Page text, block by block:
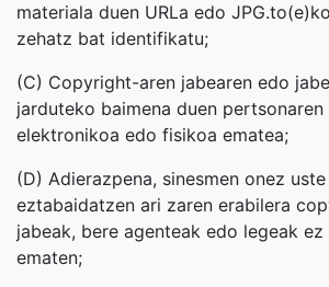
materiala duen URLa edo
zehatz bat identifikatu;
(C) Copyright-aren jabearen edo
jarduteko baimena duen pertsonaren
elektronikoa edo fisikoa ematea;
(D) Adierazpena, sinesmen onez
eztabaidatzen ari zaren erabilera
jabeak, bere agenteak edo legeak
ematen;